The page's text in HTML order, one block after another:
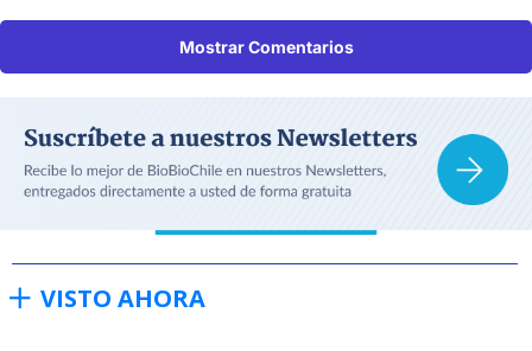
Mostrar Comentarios
VISTO AHORA